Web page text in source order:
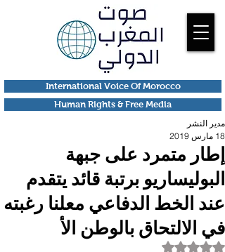
Human Rights & Free Media
International Voice Of Morocco
إطار متمرد على جبهة
البوليساريو برتبة قائد يتقدم
عند الخط الدفاعي معلنا رغبته
في الالتحاق بالوطن الأ
مدير النشر
18 مارس 2019
تم التقييم بـ ليس رقمًا من أصل 5 نجوم.